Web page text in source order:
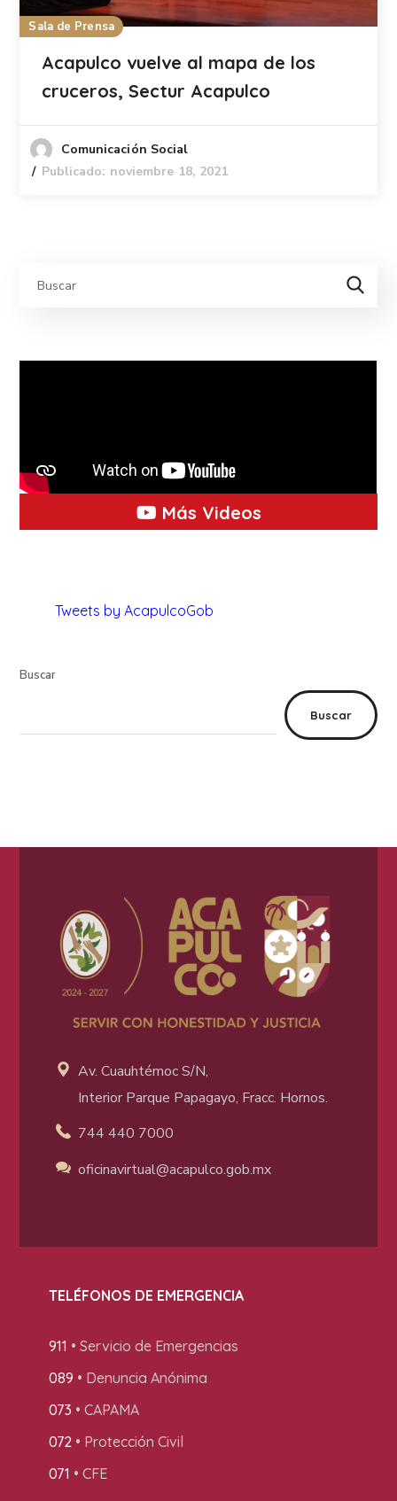
Sala de Prensa
Acapulco vuelve al mapa de los
cruceros, Sectur Acapulco
Comunicación Social
Publicado: noviembre 18, 2021
Más Videos
Tweets by AcapulcoGob
Buscar
Buscar
Av. Cuauhtémoc S/N,
Interior Parque Papagayo, Fracc. Hornos.
744 440 7000
oficinavirtual@acapulco.gob.mx
TELÉFONOS DE EMERGENCIA
911 • Servicio de Emergencias
089 • Denuncia Anónima
073 • CAPAMA
072• Protección Civil
071 • CFE